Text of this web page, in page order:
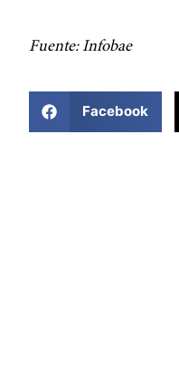
Fuente: Infobae
Facebook